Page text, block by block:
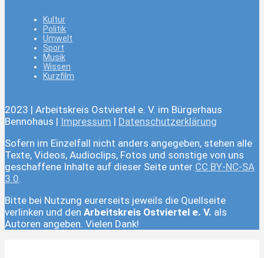
Kultur
Politik
Umwelt
Sport
Musik
Wissen
Kurzfilm
2023 | Arbeitskreis Ostviertel e. V. im Bürgerhaus
Bennohaus | Impressum | Datenschutzerklärung
Sofern im Einzelfall nicht anders angegeben, stehen alle
Texte, Videos, Audioclips, Fotos und sonstige von uns
geschaffene Inhalte auf dieser Seite unter CC BY-NC-SA
3.0.
Bitte bei Nutzung eurerseits jeweils die Quellseite
verlinken und den Arbeitskreis Ostviertel e. V. als
Autoren angeben. Vielen Dank!